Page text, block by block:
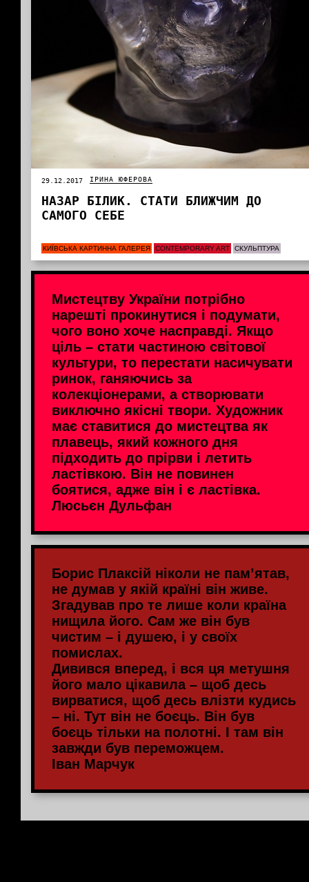
29.12.2017 ІРИНА ЮФЕРОВА
НАЗАР БІЛИК. СТАТИ БЛИЖЧИМ ДО
САМОГО СЕБЕ
КИЇВСЬКА КАРТИННА ГАЛЕРЕЯ CONTEMPORARY ART СКУЛЬПТУРА
Мистецтву України потрібно
нарешті прокинутися і подумати,
чого воно хоче насправді. Якщо
ціль – стати частиною світової
культури, то перестати насичувати
ринок, ганяючись за
колекціонерами, а створювати
виключно якісні твори. Художник
має ставитися до мистецтва як
плавець, який кожного дня
підходить до прірви і летить
ластівкою. Він не повинен
боятися, адже він і є ластівка.
Люсьєн Дульфан
Борис Плаксій ніколи не пам’ятав,
не думав у якій країні він живе.
Згадував про те лише коли країна
нищила його. Сам же він був
чистим – і душею, і у своїх
помислах.
Дивився вперед, і вся ця метушня
його мало цікавила – щоб десь
вирватися, щоб десь влізти кудись
– ні. Тут він не боєць. Він був
боєць тільки на полотні. І там він
завжди був переможцем.
Іван Марчук